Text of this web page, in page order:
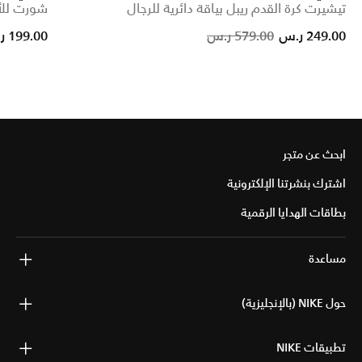
تيشيرت كرة القدم ريبل بياقة دائرية للرجال
Price reduced from
579.00 ر.س
to 249.00 ر.س
شورت
199.00 ر.س
ابحث عن متجر
اشترك بنشرتنا الإلكترونية
بطاقات الهدايا الرقمية
مساعدة
حول NIKE (بالإنجليزية)
تطبيقات NIKE